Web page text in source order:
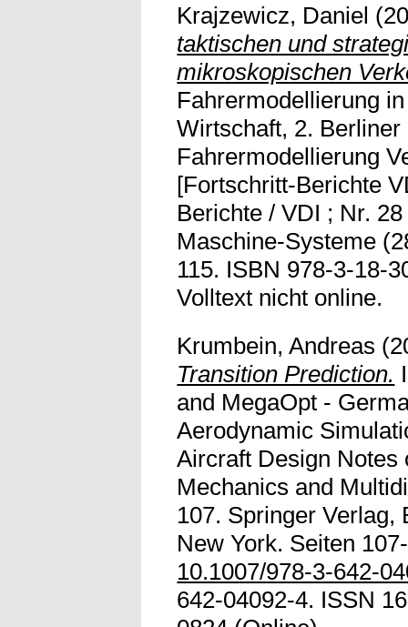
Krajzewicz, Daniel
taktischen und
mikroskopischen
Fahrermodellierung
Wirtschaft, 2.
Fahrermodellierung
[Fortschritt-Berichte
Berichte / VDI ; Nr.
Maschine-Systeme
115. ISBN 978-3-18-
Volltext nicht online.
Krumbein, Andreas
Transition Prediction.
and MegaOpt -
Aerodynamic
Aircraft Design
Mechanics and
107. Springer Verlag,
New York. Seiten
10.1007/978-3-642-
642-04092-4. ISSN